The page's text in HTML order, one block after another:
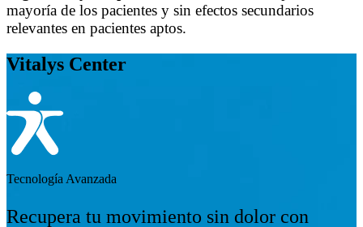
mayoría de los pacientes y sin efectos secundarios
relevantes en pacientes aptos.
Vitalys Center
Tecnología Avanzada
Recupera tu movimiento sin dolor con